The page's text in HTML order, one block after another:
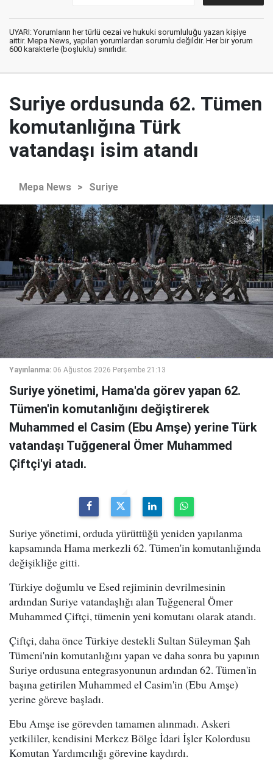
UYARI: Yorumların her türlü cezai ve hukuki sorumluluğu yazan kişiye
aittir. Mepa News, yapılan yorumlardan sorumlu değildir. Her bir yorum
600 karakterle (boşluklu) sınırlıdır.
Suriye ordusunda 62. Tümen
komutanlığına Türk
vatandaşı isim atandı
Mepa News > Suriye
Yayınlanma: 06 Ağustos 2026 Perşembe 21:13
Suriye yönetimi, Hama'da görev yapan 62.
Tümen'in komutanlığını değiştirerek
Muhammed el Casim (Ebu Amşe) yerine Türk
vatandaşı Tuğgeneral Ömer Muhammed
Çiftçi'yi atadı.
Suriye yönetimi, orduda yürüttüğü yeniden yapılanma
kapsamında Hama merkezli 62. Tümen'in komutanlığında
değişikliğe gitti.
Türkiye doğumlu ve Esed rejiminin devrilmesinin
ardından Suriye vatandaşlığı alan Tuğgeneral Ömer
Muhammed Çiftçi, tümenin yeni komutanı olarak atandı.
Çiftçi, daha önce Türkiye destekli Sultan Süleyman Şah
Tümeni'nin komutanlığını yapan ve daha sonra bu yapının
Suriye ordusuna entegrasyonunun ardından 62. Tümen'in
başına getirilen Muhammed el Casim'in (Ebu Amşe)
yerine göreve başladı.
Ebu Amşe ise görevden tamamen alınmadı. Askeri
yetkililer, kendisini Merkez Bölge İdari İşler Kolordusu
Komutan Yardımcılığı görevine kaydırdı.